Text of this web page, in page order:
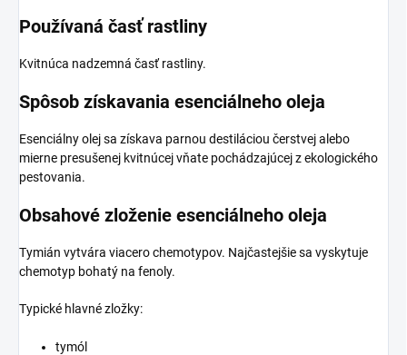
Používaná časť rastliny
Kvitnúca nadzemná časť rastliny.
Spôsob získavania esenciálneho oleja
Esenciálny olej sa získava parnou destiláciou čerstvej alebo
mierne presušenej kvitnúcej vňate pochádzajúcej z ekologického
pestovania.
Obsahové zloženie esenciálneho oleja
Tymián vytvára viacero chemotypov. Najčastejšie sa vyskytuje
chemotyp bohatý na fenoly.
Typické hlavné zložky:
tymól